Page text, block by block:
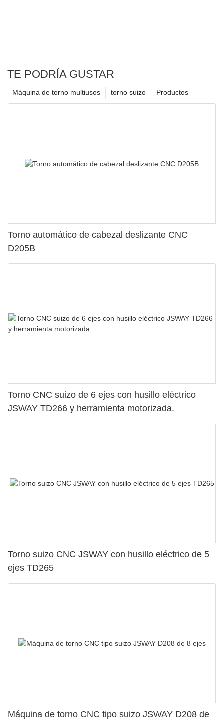
TE PODRÍA GUSTAR
Productos
torno suizo
Máquina de torno multiusos
Torno automático de cabezal deslizante CNC
D205B
Torno CNC suizo de 6 ejes con husillo eléctrico
JSWAY TD266 y herramienta motorizada.
Torno suizo CNC JSWAY con husillo eléctrico de 5
ejes TD265
Máquina de torno CNC tipo suizo JSWAY D208 de